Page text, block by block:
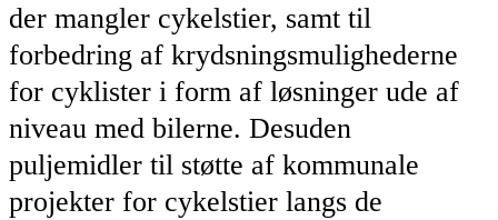
der mangler cykelstier, samt til
forbedring af krydsningsmulighederne
for cyklister i form af løsninger ude af
niveau med bilerne. Desuden
puljemidler til støtte af kommunale
projekter for cykelstier langs de